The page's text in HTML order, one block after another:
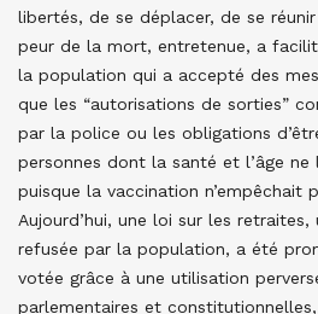
libertés, de se déplacer, de se
peur de la mort, entretenue, a
la population qui a accepté des
que les “autorisations de sorties”
par la police ou les obligations
personnes dont la santé et l’âge
puisque la vaccination n’empêchait
Aujourd’hui, une loi sur les
refusée par la population, a été
votée grâce à une utilisation
parlementaires et